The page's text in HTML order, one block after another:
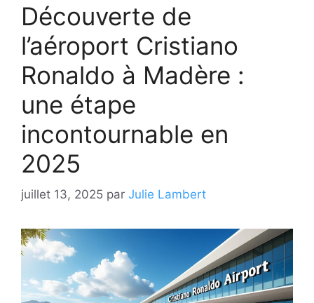
Découverte de
l’aéroport Cristiano
Ronaldo à Madère :
une étape
incontournable en
2025
juillet 13, 2025 par Julie Lambert